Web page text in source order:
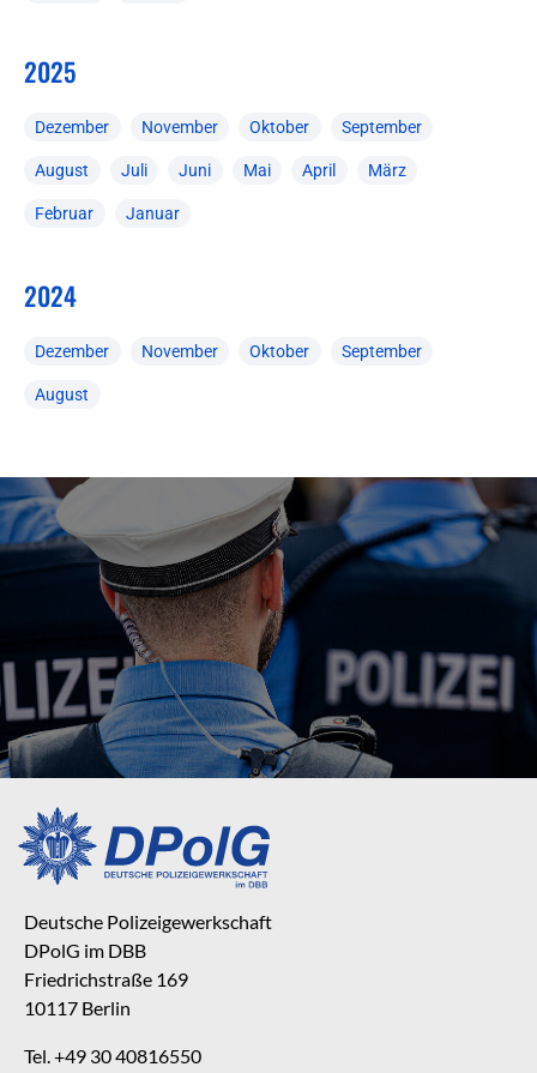
2025
Dezember November Oktober September
August Juli Juni Mai April März
Februar Januar
2024
Dezember November Oktober September
August
Deutsche Polizeigewerkschaft
DPolG im DBB
Friedrichstraße 169
10117 Berlin
Tel. +49 30 40816550